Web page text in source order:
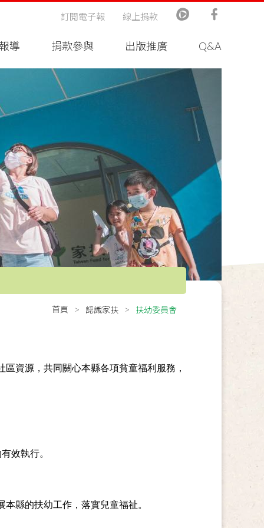
導 捐款參與 出版推廣 Q&A
訂閱電子報 線上捐款
首頁 認識家扶 扶幼委員會
資源，共同關心本縣各項貧童福利服務，
效執行。
縣的扶幼工作，落實兒童福祉。